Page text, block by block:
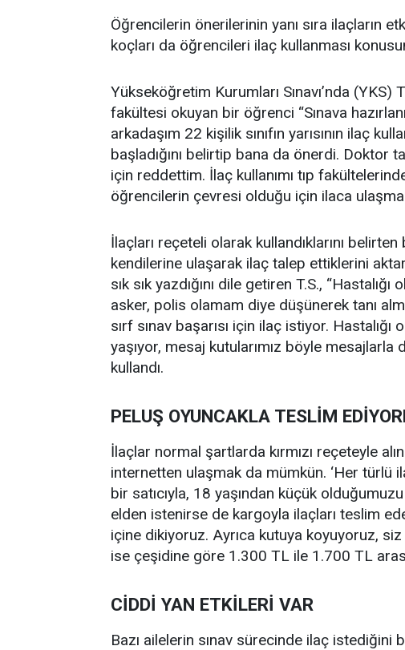
Öğrencilerin önerilerinin yanı sıra ilaçların
koçları da öğrencileri ilaç kullanması
Yükseköğretim Kurumları Sınavı’nda
fakültesi okuyan bir öğrenci “Sınava
arkadaşım 22 kişilik sınıfın yarısının ilaç
başladığını belirtip bana da önerdi.
için reddettim. İlaç kullanımı tıp
öğrencilerin çevresi olduğu için ilaca
İlaçları reçeteli olarak kullandıklarını
kendilerine ulaşarak ilaç talep ettiklerini
sık sık yazdığını dile getiren T.S.,
asker, polis olamam diye düşünerek tanı
sırf sınav başarısı için ilaç istiyor.
yaşıyor, mesaj kutularımız böyle
kullandı.
PELUŞ OYUNCAKLA TESLİM
İlaçlar normal şartlarda kırmızı reçeteyle
internetten ulaşmak da mümkün. ‘Her türlü
bir satıcıyla, 18 yaşından küçük
elden istenirse de kargoyla ilaçları teslim
içine dikiyoruz. Ayrıca kutuya koyuyoruz, siz
ise çeşidine göre 1.300 TL ile 1.700 TL
CİDDİ YAN ETKİLERİ VAR
Bazı ailelerin sınav sürecinde ilaç istediğini